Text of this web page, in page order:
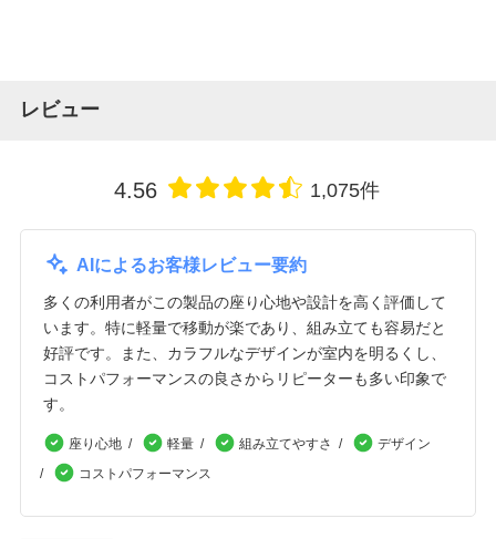
レビュー
4.56 1,075件
AIによるお客様レビュー要約
多くの利用者がこの製品の座り心地や設計を高く評価して
います。特に軽量で移動が楽であり、組み立ても容易だと
好評です。また、カラフルなデザインが室内を明るくし、
コストパフォーマンスの良さからリピーターも多い印象で
す。
座り心地 軽量 組み立てやすさ
デザイン
コストパフォーマンス